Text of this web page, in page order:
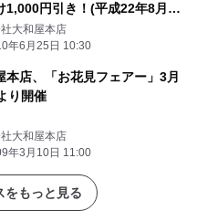
1,000円引き！(平成22年8月末
大和屋本店
年6月25日 10:30
本店、「お花見フェアー」3月
り開催
大和屋本店
年3月10日 11:00
をもっと見る